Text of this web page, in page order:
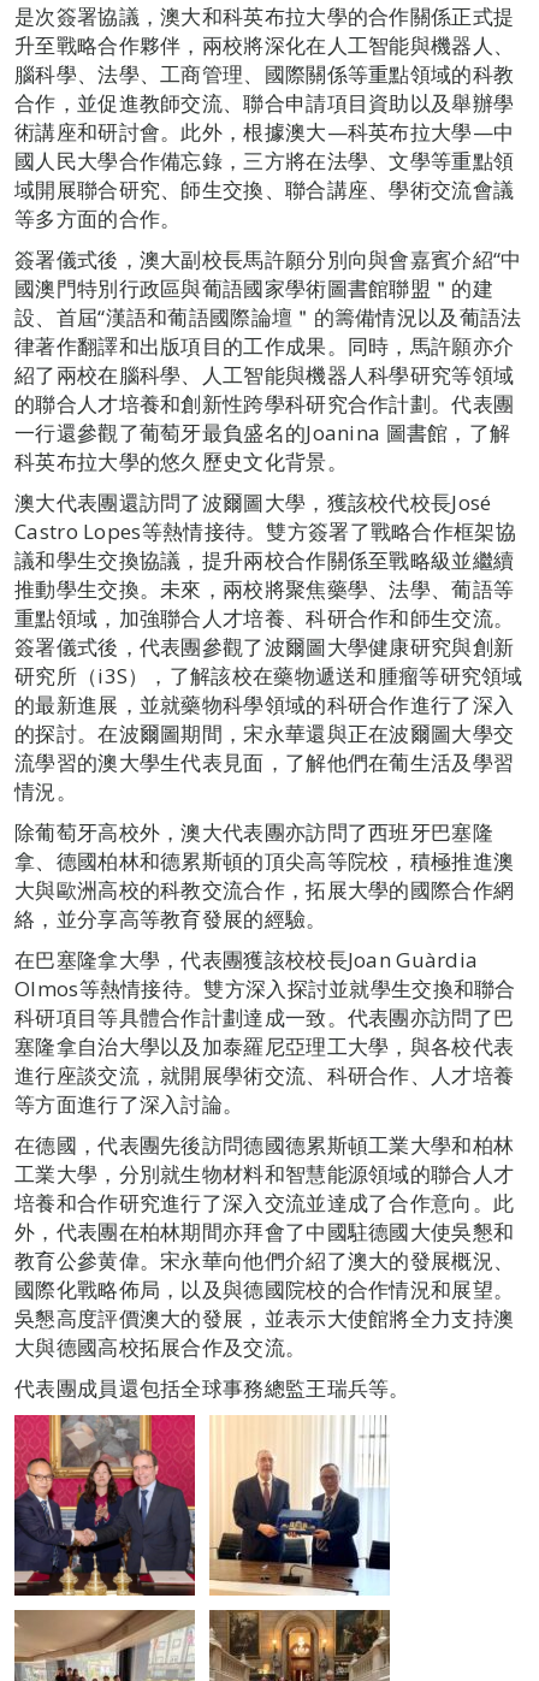
是次簽署協議，澳大和科英布拉大學的合作關係正式提
升至戰略合作夥伴，兩校將深化在人工智能與機器人、
腦科學、法學、工商管理、國際關係等重點領域的科教
合作，並促進教師交流、聯合申請項目資助以及舉辦學
術講座和研討會。此外，根據澳大—科英布拉大學—中
國人民大學合作備忘錄，三方將在法學、文學等重點領
域開展聯合研究、師生交換、聯合講座、學術交流會議
等多方面的合作。
簽署儀式後，澳大副校長馬許願分別向與會嘉賓介紹“中
國澳門特別行政區與葡語國家學術圖書館聯盟＂的建
設、首屆“漢語和葡語國際論壇＂的籌備情況以及葡語法
律著作翻譯和出版項目的工作成果。同時，馬許願亦介
紹了兩校在腦科學、人工智能與機器人科學研究等領域
的聯合人才培養和創新性跨學科研究合作計劃。代表團
一行還參觀了葡萄牙最負盛名的Joanina 圖書館，了解
科英布拉大學的悠久歷史文化背景。
澳大代表團還訪問了波爾圖大學，獲該校代校長José
Castro Lopes等熱情接待。雙方簽署了戰略合作框架協
議和學生交換協議，提升兩校合作關係至戰略級並繼續
推動學生交換。未來，兩校將聚焦藥學、法學、葡語等
重點領域，加強聯合人才培養、科研合作和師生交流。
簽署儀式後，代表團參觀了波爾圖大學健康研究與創新
研究所（i3S），了解該校在藥物遞送和腫瘤等研究領域
的最新進展，並就藥物科學領域的科研合作進行了深入
的探討。在波爾圖期間，宋永華還與正在波爾圖大學交
流學習的澳大學生代表見面，了解他們在葡生活及學習
情況。
除葡萄牙高校外，澳大代表團亦訪問了西班牙巴塞隆
拿、德國柏林和德累斯頓的頂尖高等院校，積極推進澳
大與歐洲高校的科教交流合作，拓展大學的國際合作網
絡，並分享高等教育發展的經驗。
在巴塞隆拿大學，代表團獲該校校長Joan Guàrdia
Olmos等熱情接待。雙方深入探討並就學生交換和聯合
科研項目等具體合作計劃達成一致。代表團亦訪問了巴
塞隆拿自治大學以及加泰羅尼亞理工大學，與各校代表
進行座談交流，就開展學術交流、科研合作、人才培養
等方面進行了深入討論。
在德國，代表團先後訪問德國德累斯頓工業大學和柏林
工業大學，分別就生物材料和智慧能源領域的聯合人才
培養和合作研究進行了深入交流並達成了合作意向。此
外，代表團在柏林期間亦拜會了中國駐德國大使吳懇和
教育公參黄偉。宋永華向他們介紹了澳大的發展概況、
國際化戰略佈局，以及與德國院校的合作情況和展望。
吳懇高度評價澳大的發展，並表示大使館將全力支持澳
大與德國高校拓展合作及交流。
代表團成員還包括全球事務總監王瑞兵等。